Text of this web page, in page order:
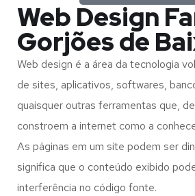
Web Design
Gorjões de
Web design é a área da tecnologia
de sites, aplicativos, softwares,
quaisquer outras ferramentas que,
constroem a internet como a
As páginas em um site podem ser
significa que o conteúdo exibido
interferência no código fonte.